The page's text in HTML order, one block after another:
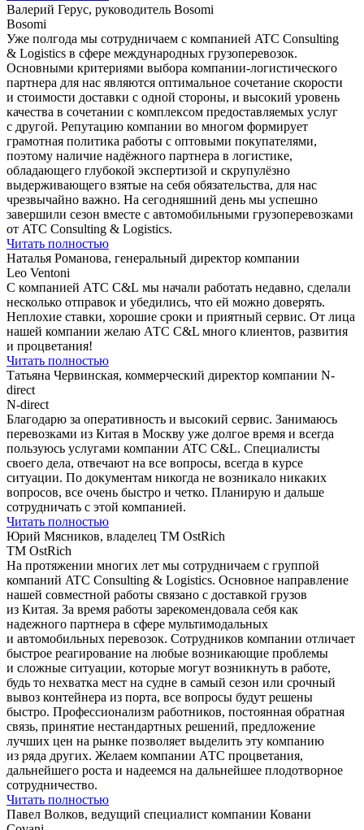
Валерий Герус, руководитель Bosomi
Bosomi
Уже полгода мы сотрудничаем с компанией ATC Consulting
& Logistics в сфере международных грузоперевозок.
Основными критериями выбора компании-логистического
партнера для нас являются оптимальное сочетание скорости
и стоимости доставки с одной стороны, и высокий уровень
качества в сочетании с комплексом предоставляемых услуг
с другой. Репутацию компании во многом формирует
грамотная политика работы с оптовыми покупателями,
поэтому наличие надёжного партнера в логистике,
обладающего глубокой экспертизой и скрупулёзно
выдерживающего взятые на себя обязательства, для нас
чрезвычайно важно. На сегодняшний день мы успешно
завершили сезон вместе с автомобильными грузоперевозками
от ATC Consulting & Logistics.
Читать полностью
Наталья Романова, генеральный директор компании
Leo Ventoni
С компанией АТС C&L мы начали работать недавно, сделали
несколько отправок и убедились, что ей можно доверять.
Неплохие ставки, хорошие сроки и приятный сервис. От лица
нашей компании желаю АТС C&L много клиентов, развития
и процветания!
Читать полностью
Татьяна Червинская, коммерческий директор компании N-
direct
N-direct
Благодарю за оперативность и высокий сервис. Занимаюсь
перевозками из Китая в Москву уже долгое время и всегда
пользуюсь услугами компании ATC С&L. Специалисты
своего дела, отвечают на все вопросы, всегда в курсе
ситуации. По документам никогда не возникало никаких
вопросов, все очень быстро и четко. Планирую и дальше
сотрудничать c этой компанией.
Читать полностью
Юрий Мясников, владелец ТМ OstRich
ТМ OstRich
На протяжении многих лет мы сотрудничаем с группой
компаний ATC Consulting & Logistics. Основное направление
нашей совместной работы связано с доставкой грузов
из Китая. За время работы зарекомендовала себя как
надежного партнера в сфере мультимодальных
и автомобильных перевозок. Сотрудников компании отличает
быстрое реагирование на любые возникающие проблемы
и сложные ситуации, которые могут возникнуть в работе,
будь то нехватка мест на судне в самый сезон или срочный
вывоз контейнера из порта, все вопросы будут решены
быстро. Профессионализм работников, постоянная обратная
связь, принятие нестандартных решений, предложение
лучших цен на рынке позволяет выделить эту компанию
из ряда других. Желаем компании АТС процветания,
дальнейшего роста и надеемся на дальнейшее плодотворное
сотрудничество.
Читать полностью
Павел Волков, ведущий специалист компании Ковани